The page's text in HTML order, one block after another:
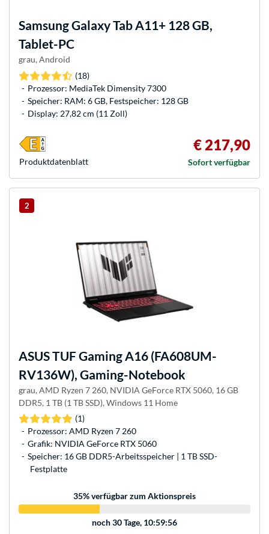
SamsungGalaxy Tab A11+ 128 GB,
Tablet-PC
grau, Android
(18)
Prozessor: MediaTek Dimensity 7300
Speicher: RAM: 6 GB, Festspeicher: 128 GB
Display: 27,82 cm (11 Zoll)
€ 217,90
Sofort verfügbar
Produkt­datenblatt
2
ASUSTUF Gaming A16 (FA608UM-
RV136W), Gaming-Notebook
grau, AMD Ryzen 7 260, NVIDIA GeForce RTX 5060, 16 GB
DDR5, 1 TB (1 TB SSD), Windows 11 Home
(1)
Prozessor: AMD Ryzen 7 260
Grafik: NVIDIA GeForce RTX 5060
Speicher: 16 GB DDR5-Arbeitsspeicher | 1 TB SSD-
Festplatte
35% verfügbar zum Aktionspreis
noch30 Tage, 10:59:56